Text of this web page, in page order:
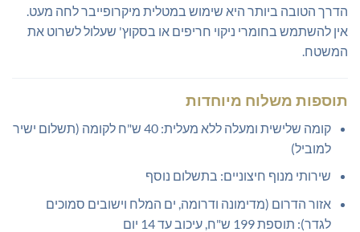
הדרך הטובה ביותר היא שימוש במטלית מיקרופייבר לחה מעט.
אין להשתמש בחומרי ניקוי חריפים או בסקוץ' שעלול לשרוט את
המשטח.
תוספות משלוח מיוחדות
קומה שלישית ומעלה ללא מעלית: 40 ש"ח לקומה (תשלום ישיר
למוביל)
שירותי מנוף חיצוניים: בתשלום נוסף
אזור הדרום (מדימונה ודרומה, ים המלח וישובים סמוכים
לגדר): תוספת 199 ש"ח, עיכוב עד 14 יום